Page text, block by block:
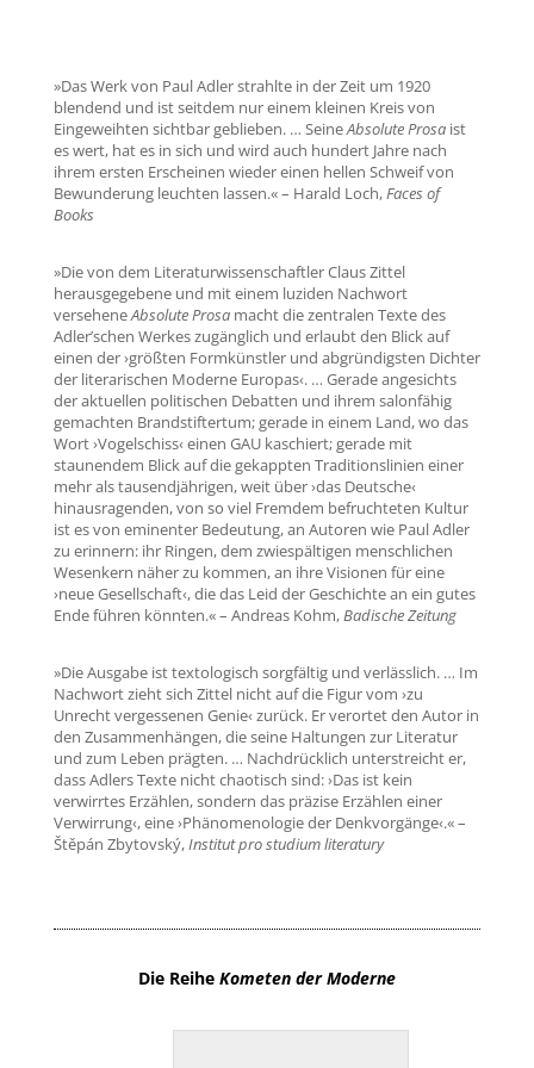
»Das Werk von Paul Adler strahlte in der Zeit um 1920
blendend und ist seitdem nur einem kleinen Kreis von
Eingeweihten sichtbar geblieben. … SeineAbsolute Prosaist
es wert, hat es in sich und wird auch hundert Jahre nach
ihrem ersten Erscheinen wieder einen hellen Schweif von
Bewunderung leuchten lassen.« – Harald Loch,Faces of
Books
»Die von dem Literaturwissenschaftler Claus Zittel
herausgegebene und mit einem luziden Nachwort
verseheneAbsolute Prosamacht die zentralen Texte des
Adler’schen Werkes zugänglich und erlaubt den Blick auf
einen der ›größten Formkünstler und abgründigsten Dichter
der literarischen Moderne Europas‹. … Gerade angesichts
der aktuellen politischen Debatten und ihrem salonfähig
gemachten Brandstiftertum; gerade in einem Land, wo das
Wort ›Vogelschiss‹ einen GAU kaschiert; gerade mit
staunendem Blick auf die gekappten Traditionslinien einer
mehr als tausendjährigen, weit über ›das Deutsche‹
hinausragenden, von so viel Fremdem befruchteten Kultur
ist es von eminenter Bedeutung, an Autoren wie Paul Adler
zu erinnern: ihr Ringen, dem zwiespältigen menschlichen
Wesenkern näher zu kommen, an ihre Visionen für eine
›neue Gesellschaft‹, die das Leid der Geschichte an ein gutes
Ende führen könnten.« – Andreas Kohm,Badische Zeitung
»Die Ausgabe ist textologisch sorgfältig und verlässlich. … Im
Nachwort zieht sich Zittel nicht auf die Figur vom ›zu
Unrecht vergessenen Genie‹ zurück. Er verortet den Autor in
den Zusammenhängen, die seine Haltungen zur Literatur
und zum Leben prägten. … Nachdrücklich unterstreicht er,
dass Adlers Texte nicht chaotisch sind: ›Das ist kein
verwirrtes Erzählen, sondern das präzise Erzählen einer
Verwirrung‹, eine ›Phänomenologie der Denkvorgänge‹.« –
Štěpán Zbytovský,Institut pro studium literatury
Die Reihe Kometen der Moderne